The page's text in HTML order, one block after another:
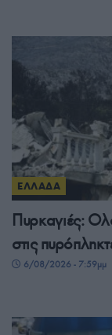
ΕΛΛΑΔΑ
Πυρκαγιές:
στις
6/08/2026 - 7:59μμ